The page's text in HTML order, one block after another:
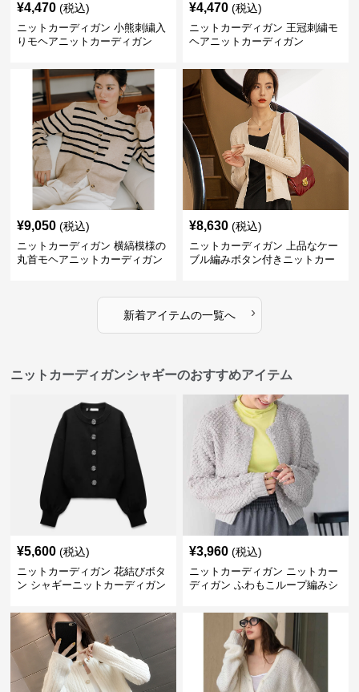
¥4,470 (税込)
ニットカーディガン 小熊刺繍入
りモヘアニットカーディガン
¥4,470 (税込)
ニットカーディガン 王冠刺繍モ
ヘアニットカーディガン
¥9,050 (税込)
ニットカーディガン 横縞模様の
丸首モヘアニットカーディガン
¥8,630 (税込)
ニットカーディガン 上品なケー
ブル編みボタン付きニットカー
新着アイテムの一覧へ ›
ニットカーディガンシャギーのおすすめアイテム
¥5,600 (税込)
ニットカーディガン 花結びボタ
ン シャギーニットカーディガン
¥3,960 (税込)
ニットカーディガン ニットカー
ディガン ふわもこループ編みシ